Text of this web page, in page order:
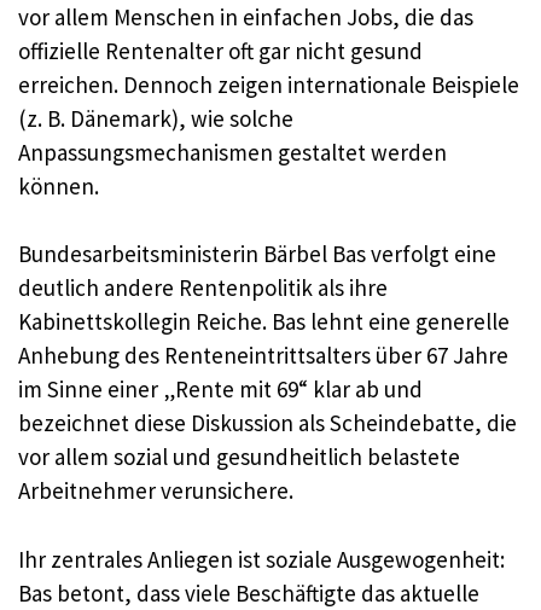
vor allem Menschen in einfachen Jobs, die das
offizielle Rentenalter oft gar nicht gesund
erreichen. Dennoch zeigen internationale Beispiele
(z. B. Dänemark), wie solche
Anpassungsmechanismen gestaltet werden
können.
Bundesarbeitsministerin Bärbel Bas verfolgt eine
deutlich andere Rentenpolitik als ihre
Kabinettskollegin Reiche. Bas lehnt eine generelle
Anhebung des Renteneintrittsalters über 67 Jahre
im Sinne einer „Rente mit 69“ klar ab und
bezeichnet diese Diskussion als Scheindebatte, die
vor allem sozial und gesundheitlich belastete
Arbeitnehmer verunsichere.
Ihr zentrales Anliegen ist soziale Ausgewogenheit:
Bas betont, dass viele Beschäftigte das aktuelle